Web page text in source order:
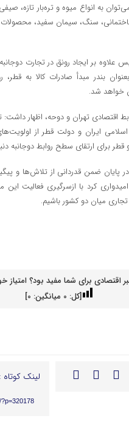
به انواع میوه و تره‌بار تازه،
سنگ، سیمان سفید،
علاوه بر ایجاد رونق در تجارت
بندر مبدأ صادرات کالا به
خواهد شد.
اقتصادی تهران و دوحه، اظهار
ایران و دولت قطر از
و قطر برای ارتقای سطح روابط دوجانبه
در پایان ضمن قدردانی از تلاش‌ها و
امیدواری کرد با ازسرگیری فعالیت
میان دو کشور باشیم.
اقتصادی برای شما مفید بود؟ امتیاز
[کل: 0 میانگین: 0
]
لینک کوتاه :